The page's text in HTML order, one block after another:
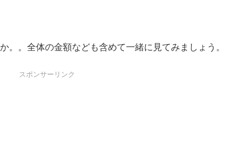
。。全体の金額なども含めて一緒に見てみましょう。
スポンサーリンク